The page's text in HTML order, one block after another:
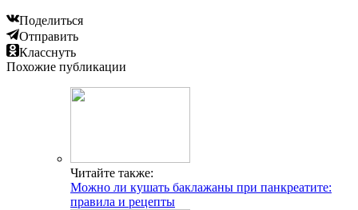
Поделиться
Отправить
Класснуть
Похожие публикации
Читайте также:
Можно ли кушать баклажаны при панкреатите:
правила и рецепты